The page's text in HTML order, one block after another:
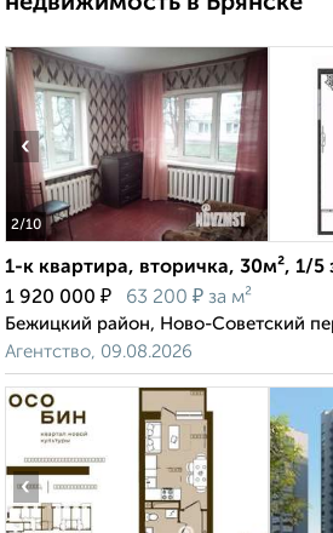
2/10
‹
1-к квартира, вторичка, 30м², 1/5
1 920 000 ₽ 63 200 ₽ за м²
Бежицкий район, Ново-Советский
Агентство, 09.08.2026
‹